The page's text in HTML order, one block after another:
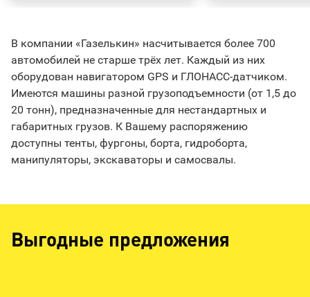
В компании «Газелькин» насчитывается более 700
автомобилей не старше трёх лет. Каждый из них
оборудован навигатором GPS и ГЛОНАСС-датчиком.
Имеются машины разной грузоподъемности (от 1,5 до
20 тонн), предназначенные для нестандартных и
габаритных грузов. К Вашему распоряжению
доступны тенты, фургоны, борта, гидроборта,
манипуляторы, экскаваторы и самосвалы.
Выгодные предложения